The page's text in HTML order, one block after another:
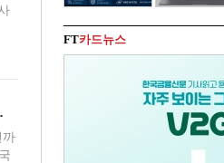
까
FT카드뉴스